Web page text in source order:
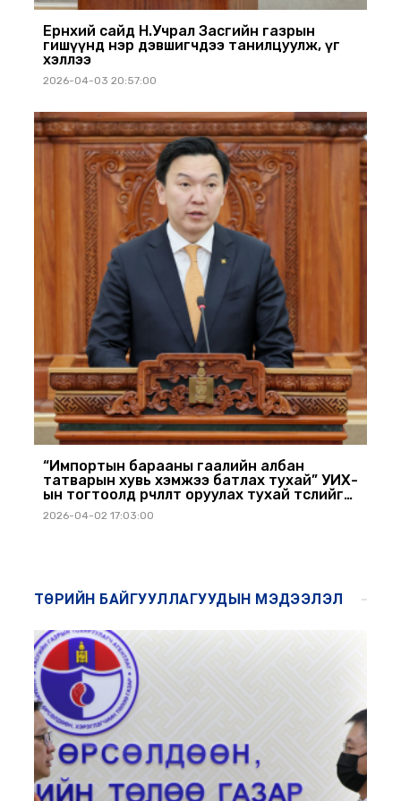
Ерөнхий сайд Н.Учрал Засгийн газрын
гишүүнд нэр дэвшигчдээ танилцуулж, үг
хэллээ
2026-04-03 20:57:00
“Импортын барааны гаалийн албан
татварын хувь хэмжээ батлах тухай” УИХ-
ын тогтоолд өөрчлөлт оруулах тухай төслийг
УИХ-д танилцуулав
2026-04-02 17:03:00
ТӨРИЙН БАЙГУУЛЛАГУУДЫН МЭДЭЭЛЭЛ